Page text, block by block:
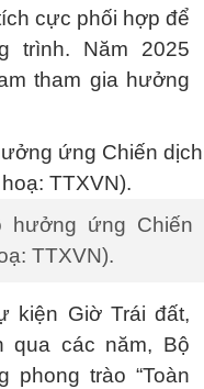
cực phối hợp để
trình. Năm 2025
tham gia hưởng
hưởng ứng Chiến
TTXVN).
kiện Giờ Trái đất,
qua các năm, Bộ
phong trào “Toàn